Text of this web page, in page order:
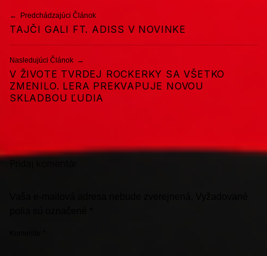
Navigácia v článku
Predchádzajúci Článok
TAJČI GALI FT. ADISS V NOVINKE
Nasledujúci Článok
V ŽIVOTE TVRDEJ ROCKERKY SA VŠETKO
ZMENILO. LERA PREKVAPUJE NOVOU
SKLADBOU ĽUDIA
Pridaj komentár